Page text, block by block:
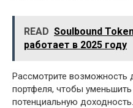
READ Soulbound
работает в 2025 году
Рассмотрите возможность
портфеля, чтобы
потенциальную